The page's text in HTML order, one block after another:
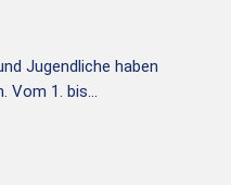
Jugendliche haben
Vom 1. bis…